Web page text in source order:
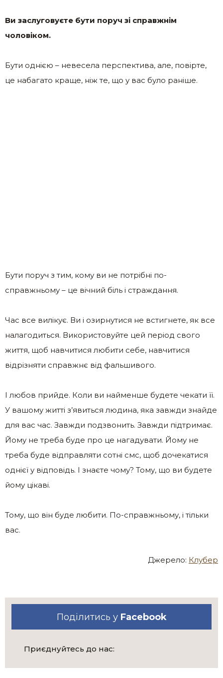
Ви заслуговуєте бути поруч зі справжнім
чоловіком.
Бути однією – невесела перспектива, але, повірте,
це набагато краще, ніж те, що у вас було раніше.
Бути поруч з тим, кому ви не потрібні по-
справжньому – це вічний біль і страждання.
Час все вилікує. Ви і озирнутися не встигнете, як все
налагодиться. Використовуйте цей період свого
життя, щоб навчитися любити себе, навчитися
відрізняти справжнє від фальшивого.
І любов прийде. Коли ви найменше будете чекати її.
У вашому житті з’явиться людина, яка завжди знайде
для вас час. Завжди подзвонить. Завжди підтримає.
Йому не треба буде про це нагадувати. Йому не
треба буде відправляти сотні смс, щоб дочекатися
однієї у відповідь. І знаєте чому? Тому, що ви будете
йому цікаві.
Тому, що він буде любити. По-справжньому, і тільки
вас.
Джерело: Клубер
Поділитись у Facebook
Приєднуйтесь до нас: